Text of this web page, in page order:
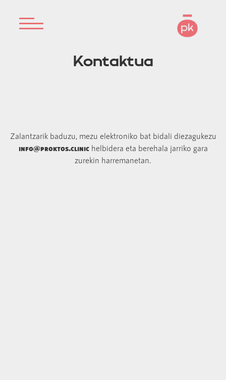
KontaktuaKontaktua
Zalantzarik baduzu, mezu elektroniko bat bidali diezagukezu
info@proktos.clinic helbidera eta berehala jarriko gara
zurekin harremanetan.